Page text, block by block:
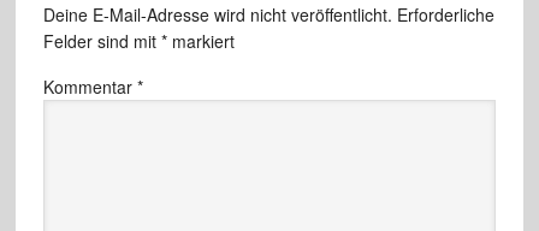
Deine E-Mail-Adresse wird nicht veröffentlicht. Erforderliche
Felder sind mit *markiert
Kommentar *